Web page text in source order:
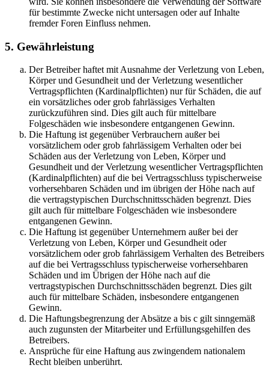
für bestimmte Zwecke nicht untersagen oder auf Inhalte
fremder Foren Einfluss nehmen.
5. Gewährleistung
Der Betreiber haftet mit Ausnahme der Verletzung von Leben,
Körper und Gesundheit und der Verletzung wesentlicher
Vertragspflichten (Kardinalpflichten) nur für Schäden, die auf
ein vorsätzliches oder grob fahrlässiges Verhalten
zurückzuführen sind. Dies gilt auch für mittelbare
Folgeschäden wie insbesondere entgangenen Gewinn.
Die Haftung ist gegenüber Verbrauchern außer bei
vorsätzlichem oder grob fahrlässigem Verhalten oder bei
Schäden aus der Verletzung von Leben, Körper und
Gesundheit und der Verletzung wesentlicher Vertragspflichten
(Kardinalpflichten) auf die bei Vertragsschluss typischerweise
vorhersehbaren Schäden und im übrigen der Höhe nach auf
die vertragstypischen Durchschnittsschäden begrenzt. Dies
gilt auch für mittelbare Folgeschäden wie insbesondere
entgangenen Gewinn.
Die Haftung ist gegenüber Unternehmern außer bei der
Verletzung von Leben, Körper und Gesundheit oder
vorsätzlichem oder grob fahrlässigem Verhalten des Betreibers
auf die bei Vertragsschluss typischerweise vorhersehbaren
Schäden und im Übrigen der Höhe nach auf die
vertragstypischen Durchschnittsschäden begrenzt. Dies gilt
auch für mittelbare Schäden, insbesondere entgangenen
Gewinn.
Die Haftungsbegrenzung der Absätze a bis c gilt sinngemäß
auch zugunsten der Mitarbeiter und Erfüllungsgehilfen des
Betreibers.
Ansprüche für eine Haftung aus zwingendem nationalem
Recht bleiben unberührt.